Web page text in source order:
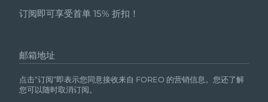
订阅即可享受首单 15% 折扣！
邮箱地址
点击“订阅”即表示您同意接收来自 FOREO 的营销信息。您还了解
您可以随时取消订阅。